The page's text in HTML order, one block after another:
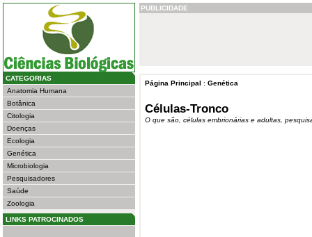
CATEGORIAS
Anatomia Humana
Botânica
Citologia
Doenças
Ecologia
Genética
Microbiologia
Pesquisadores
Saúde
Zoologia
LINKS PATROCINADOS
PUBLICIDADE
Página Principal : Genética
Células-Tronco
O que são, células embrionárias e adultas,